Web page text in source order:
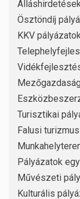
Ösztöndíj
KKV
Turisztikai
Falusi
Pályázatok
Művészeti
Kulturális